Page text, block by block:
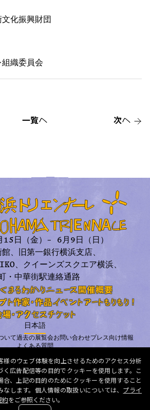
様のウェブ体験を向上させるためのアクセス分析
く広告配信等の目的でクッキーを使用します。こ
合、上記の目的のためにクッキーを使用すること
します。個人情報の取扱いについては、 プライ
約をご参照ください。
文化振興財団
織委員会
次へ
一覧へ
15日（金）– 6月9日（日）
、旧第一銀行横浜支店、
、
クイーンズスクエア横浜、
・中華街駅連絡通路
まるわかりニュース 開催概要
ト作家・作品イベントアートもりもり！
場・アクセスチケット
日本語
いて過去の展覧会お問い合わせプレス向け情報
よくある質問
for Yokohama Triennale. All Rights Reserved.